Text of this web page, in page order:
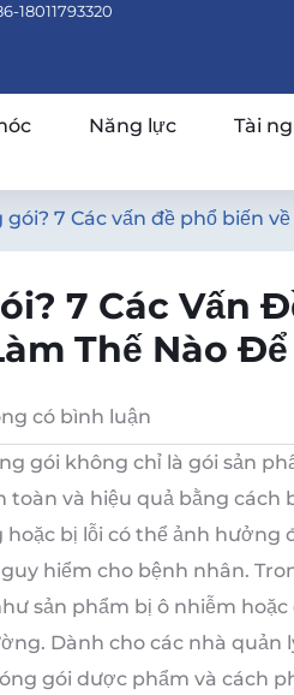
18011793320
Năng lực Tài
gói? 7 Các vấn đề phổ biến
7 Các Vấn
Thế Nào
có bình luận
gói không chỉ là gói sản
và hiệu quả bằng cách
bị lỗi có thể ảnh
hiểm cho bệnh nhân.
sản phẩm bị ô nhiễm
Dành cho các nhà quản
gói dược phẩm và cách